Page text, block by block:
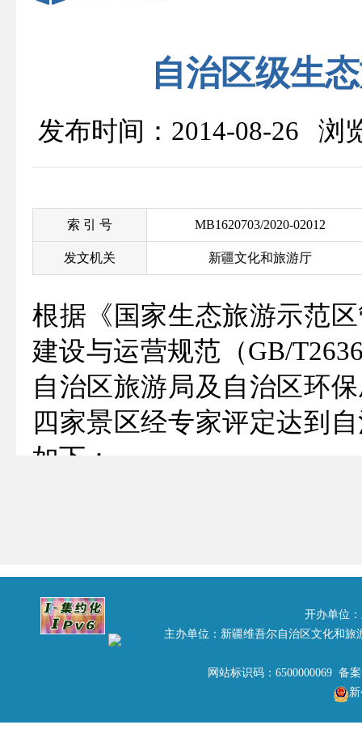
自治区级生
发布时间：2014-08-26 浏
索 引 号 MB1620703/2020-02012
发文机关 新疆文化和旅游厅
根据《国家生态旅游示范
建设与运营规范（GB/
自治区旅游局及自治区环
四家景区经专家评定达到
如下：
4.温泉县
公示期为一周（8月26日
于9月3日前到自治区旅游
联系人：李静雅 联系电话
开办单位
主办单位：新疆维吾尔自治区文化和
网站标识码：6500000069 备